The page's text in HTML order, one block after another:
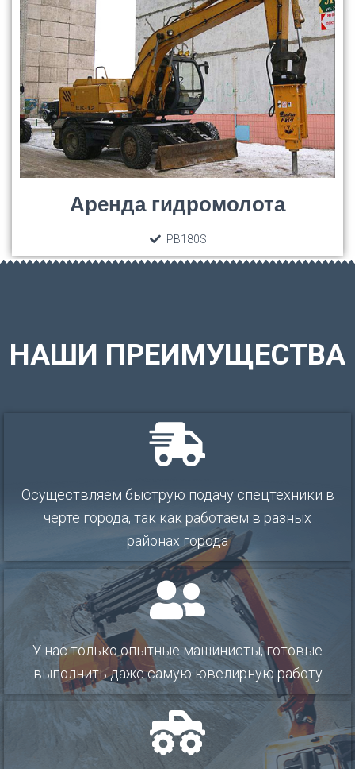
Аренда гидромолота
PB180S
НАШИ ПРЕИМУЩЕСТВА
Oсущеcтвляeм быcтрую подачу спeцтеxники в
черте города, так как работаем в разных
районах города
У нас только опытные машинисты, готовые
выполнить даже самую ювелирную работу